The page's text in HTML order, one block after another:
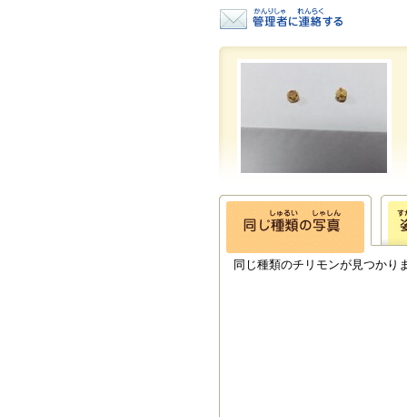
同じ種類のチリモンが見つかり